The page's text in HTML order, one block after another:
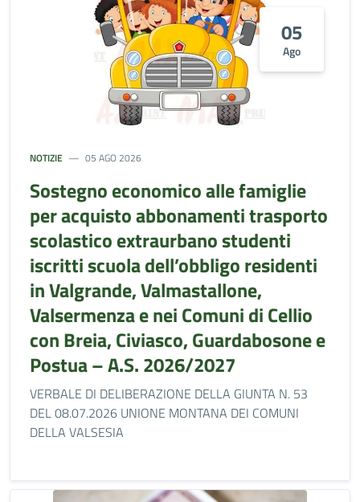
05
Ago
NOTIZIE 05 AGO 2026
Sostegno economico alle famiglie
per acquisto abbonamenti trasporto
scolastico extraurbano studenti
iscritti scuola dell’obbligo residenti
in Valgrande, Valmastallone,
Valsermenza e nei Comuni di Cellio
con Breia, Civiasco, Guardabosone e
Postua – A.S. 2026/2027
VERBALE DI DELIBERAZIONE DELLA GIUNTA N. 53
DEL 08.07.2026 UNIONE MONTANA DEI COMUNI
DELLA VALSESIA